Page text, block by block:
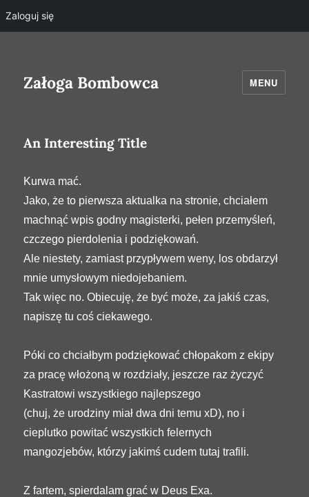
Zaloguj się
Załoga Bombowca MENU
An Interesting Title
Kurwa mać.
Jako, że to pierwsza aktualka na stronie, chciałem
machnąć wpis godny magisterki, pełen przemyśleń,
czczego pierdolenia i podziękowań.
Ale niestety, zamiast przypływem weny, los obdarzył
mnie umysłowym niedojebaniem.
Tak więc no. Obiecuję, że być może, za jakiś czas,
napiszę tu coś ciekawego.
Póki co chciałbym podziękować chłopakom z ekipy
za pracę włożoną w rozdziały, jeszcze raz życzyć
Kastratowi wszystkiego najlepszego
(chuj, że urodziny miał dwa dni temu xD), no i
cieplutko powitać wszystkich felernych
mangozjebów, którzy jakimś cudem tutaj trafili.
Z fartem, spierdalam grać w Deus Exa.